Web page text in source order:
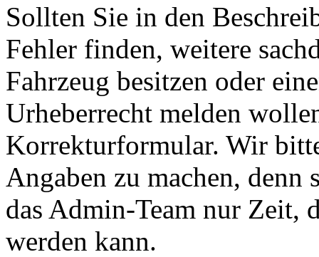
Sollten Sie in den
Fehler finden, weitere
Fahrzeug besitzen oder
Urheberrecht melden
Korrekturformular. Wir
Angaben zu machen,
das Admin-Team nur Zeit,
werden kann.